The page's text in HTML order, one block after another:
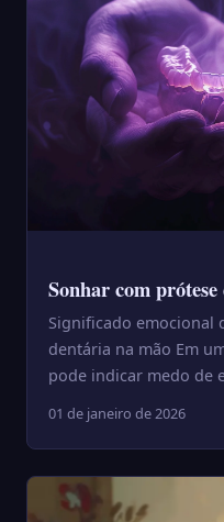
Sonhar com
Significado emocional
dentária na mão Em
pode indicar medo de
01 de janeiro de 2026